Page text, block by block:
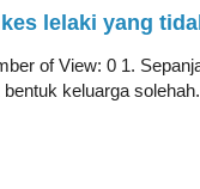
lelaki yang
of View: 0 1.
bentuk keluarga